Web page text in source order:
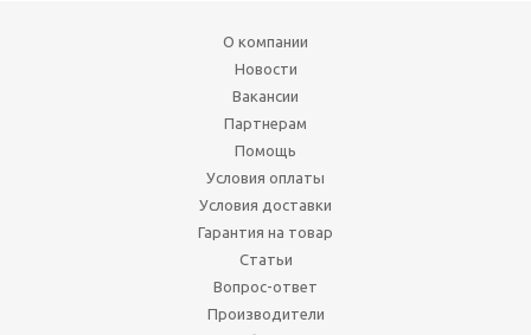
О компании
Новости
Вакансии
Партнерам
Помощь
Условия оплаты
Условия доставки
Гарантия на товар
Статьи
Вопрос-ответ
Производители